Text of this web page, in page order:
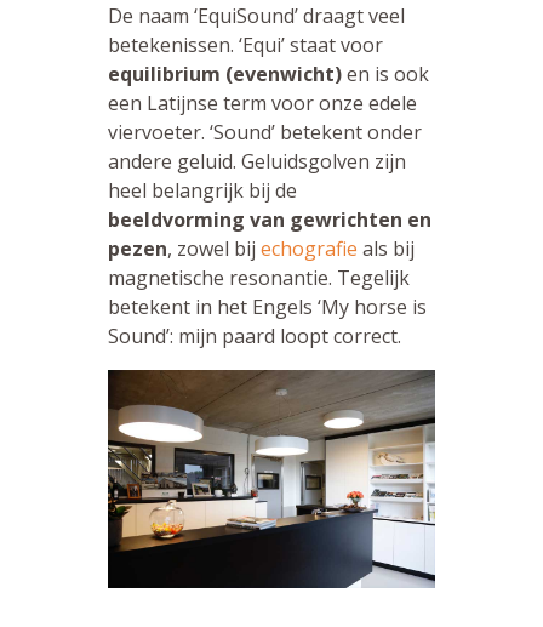
De naam ‘EquiSound’ draagt veel
betekenissen. ‘Equi’ staat voor
equilibrium (evenwicht)en is ook
een Latijnse term voor onze edele
viervoeter. ‘Sound’ betekent onder
andere geluid. Geluidsgolven zijn
heel belangrijk bij de
beeldvorming van gewrichten en
pezen, zowel bij echografie als bij
magnetische resonantie. Tegelijk
betekent in het Engels ‘My horse is
Sound’: mijn paard loopt correct.